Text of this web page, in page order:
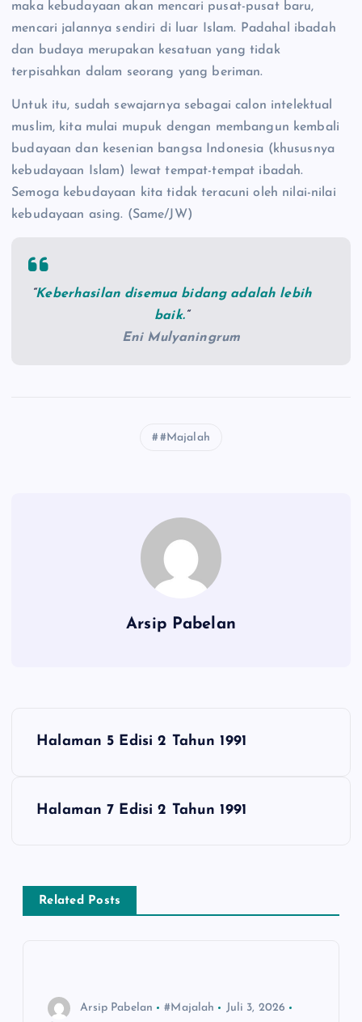
maka kebudayaan akan mencari pusat-pusat baru,
mencari jalannya sendiri di luar Islam. Padahal ibadah
dan budaya merupakan kesatuan yang tidak
terpisahkan dalam seorang yang beriman.
Untuk itu, sudah sewajarnya sebagai calon intelektual
muslim, kita mulai mupuk dengan membangun kembali
budayaan dan kesenian bangsa Indonesia (khususnya
kebudayaan Islam) lewat tempat-tempat ibadah.
Semoga kebudayaan kita tidak teracuni oleh nilai-nilai
kebudayaan asing. (Same/JW)
“Keberhasilan disemua bidang adalah lebih
baik.“
Eni Mulyaningrum
#Majalah
Arsip Pabelan
N
g
a
Halaman 5 Edisi 2 Tahun 1991
Halaman 7 Edisi 2 Tahun 1991
Related Posts
Arsip Pabelan #Majalah Juli 3, 2026